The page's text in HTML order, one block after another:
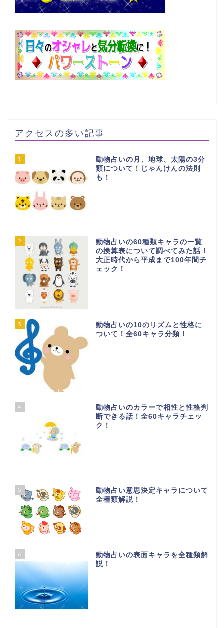
アクセスの多い記事
1
動物占いの月、地球、太陽の3分
類について！じゃんけんの法則
も！
2
動物占いの60種類キャラの一覧
の換算表について調べてみた話！
大正時代から平成まで100年間チ
ェック！
3
動物占いの10のリズムと性格に
ついて！全60キャラ分類！
4
動物占いのカラーで相性と性格判
断できる話！全60キャラチェッ
ク！
5
動物占い意思決定キャラについて
全種類解説！
6
動物占いの表面キャラを全種類解
説！